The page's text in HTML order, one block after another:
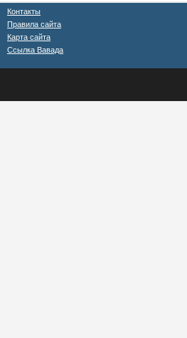
Контакты
Правила сайта
Карта сайта
Ссылка Вавада